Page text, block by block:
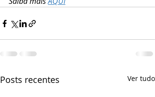
Posts recentes Ver tudo